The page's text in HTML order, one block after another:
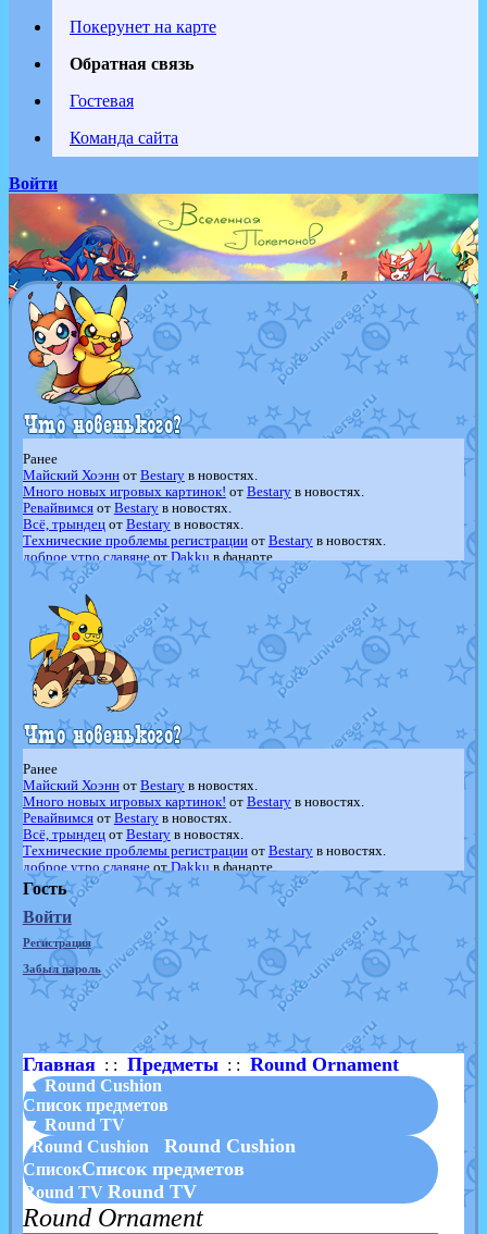
Покерунет на карте
Обратная связь
Гостевая
Команда сайта
Войти
Ранее
Майский Хоэннот Bestaryв новостях.
Много новых игровых картинок! от Bestaryв новостях.
Ревайвимсяот Bestaryв новостях.
Всё, трындецот Bestaryв новостях.
Технические проблемы регистрацииот Bestaryв новостях.
доброе утро славянеот Dakku в фанарте.
Йолда и Мимикью отMavisNyanCatв фанарте.
Недовольный котомангуст
в фанарте.
The Dark Wishmaker
отRandomon
шадоу спиритомб
отilovearceus
в фанарте.
траббишотilovearceusв фанарте.
Raging BoltотGraceDaFox
в фанарте.
Shadow mismagiusотJOK_julia
в фанарте.
художникотvicavicaв фанарте.
Ранее
Майский Хоэннот Bestaryв новостях.
Много новых игровых картинок! от Bestaryв новостях.
Ревайвимсяот Bestaryв новостях.
Всё, трындецот Bestaryв новостях.
Технические проблемы регистрацииот Bestaryв новостях.
доброе утро славянеот Dakku в фанарте.
Йолда и МимикьюотMavisNyanCatв фанарте.
Недовольный котомангуст
в фанарте.
The Dark Wishmaker
отRandomon
шадоу спиритомб
отilovearceus
в фанарте.
траббишотilovearceusв фанарте.
Raging BoltотGraceDaFox
Shadow mismagiusотJOK_julia
в фанарте.
художникот vicavicaв фанарте.
Гость
Войти
Регистрация
Забыл пароль
Главная: : Предметы: : Round Ornament
▲ Round Cushion
Список предметов
▼ Round TV
Round Cushion
Round Cushion
СписокСписок предметов
Round TV Round TV
Round Ornament